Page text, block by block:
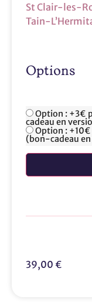
St Clair-les-
Tain-
Options
Option : +3€
cadeau en
Option :
(bon-cadeau
39,00 €